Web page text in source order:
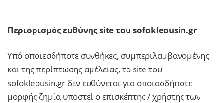
Περιορισμός ευθύνης site του sofokleousin.gr
Υπό οποιεσδήποτε συνθήκες, συμπεριλαμβανομένης
και της περίπτωσης αμέλειας, το site του
sofokleousin.gr δεν ευθύνεται για οποιασδήποτε
μορφής ζημία υποστεί ο επισκέπτης / χρήστης των